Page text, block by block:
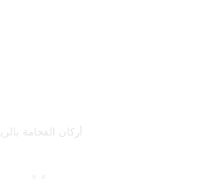
أركان الفخامة